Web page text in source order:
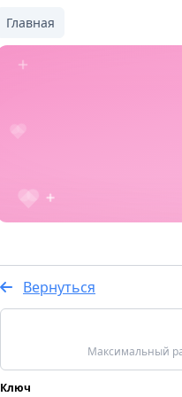
Главная
Вернуться
Максимальный
Ключ